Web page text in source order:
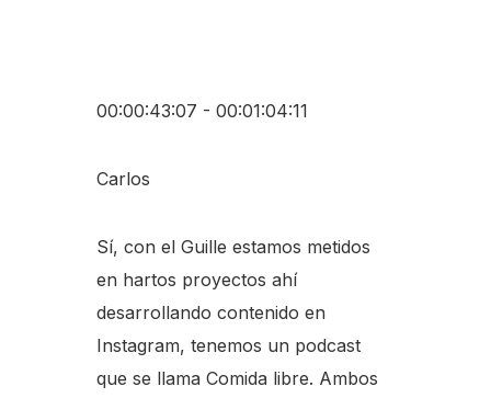
00:00:43:07 - 00:01:04:11
Carlos
Sí, con el Guille estamos metidos
en hartos proyectos ahí
desarrollando contenido en
Instagram, tenemos un podcast
que se llama Comida libre. Ambos